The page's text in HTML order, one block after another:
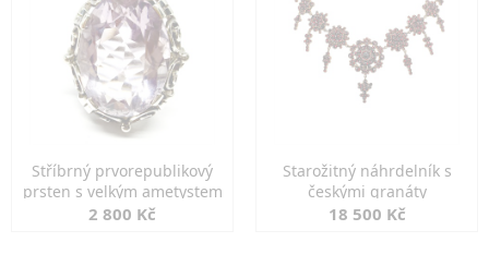
Stříbrný prvorepublikový
prsten s velkým ametystem
2 800 Kč
Starožitný náhrdelník s
českými granáty
18 500 Kč